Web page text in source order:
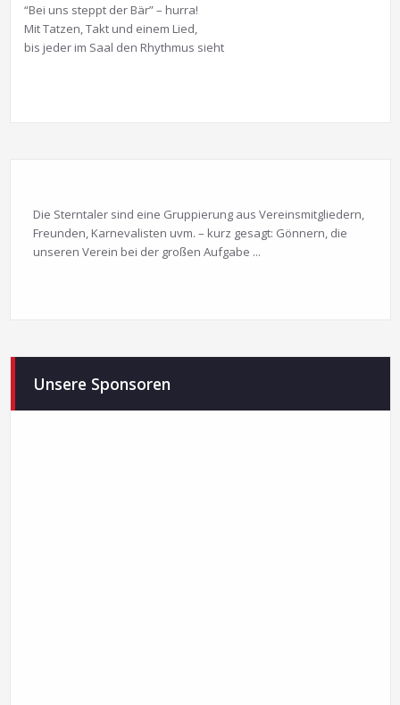
“Bei uns steppt der Bär” – hurra!
Mit Tatzen, Takt und einem Lied,
bis jeder im Saal den Rhythmus sieht
Die Sterntaler sind eine Gruppierung aus Vereinsmitgliedern,
Freunden, Karnevalisten uvm. – kurz gesagt: Gönnern, die
unseren Verein bei der großen Aufgabe ...
Unsere Sponsoren